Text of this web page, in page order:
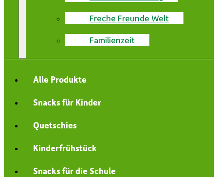
Freche Freunde Welt
Familienzeit
Alle Produkte
Snacks für Kinder
Quetschies
Kinderfrühstück
Snacks für die Schule